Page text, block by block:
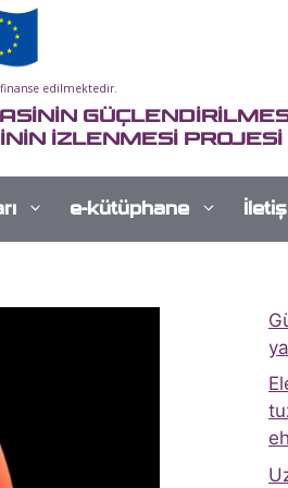
edilmektedir.
İZLENMESİ PROJESİ
e-kütüphane